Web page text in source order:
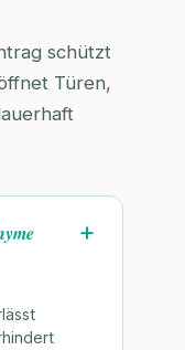
schützt
Türen,